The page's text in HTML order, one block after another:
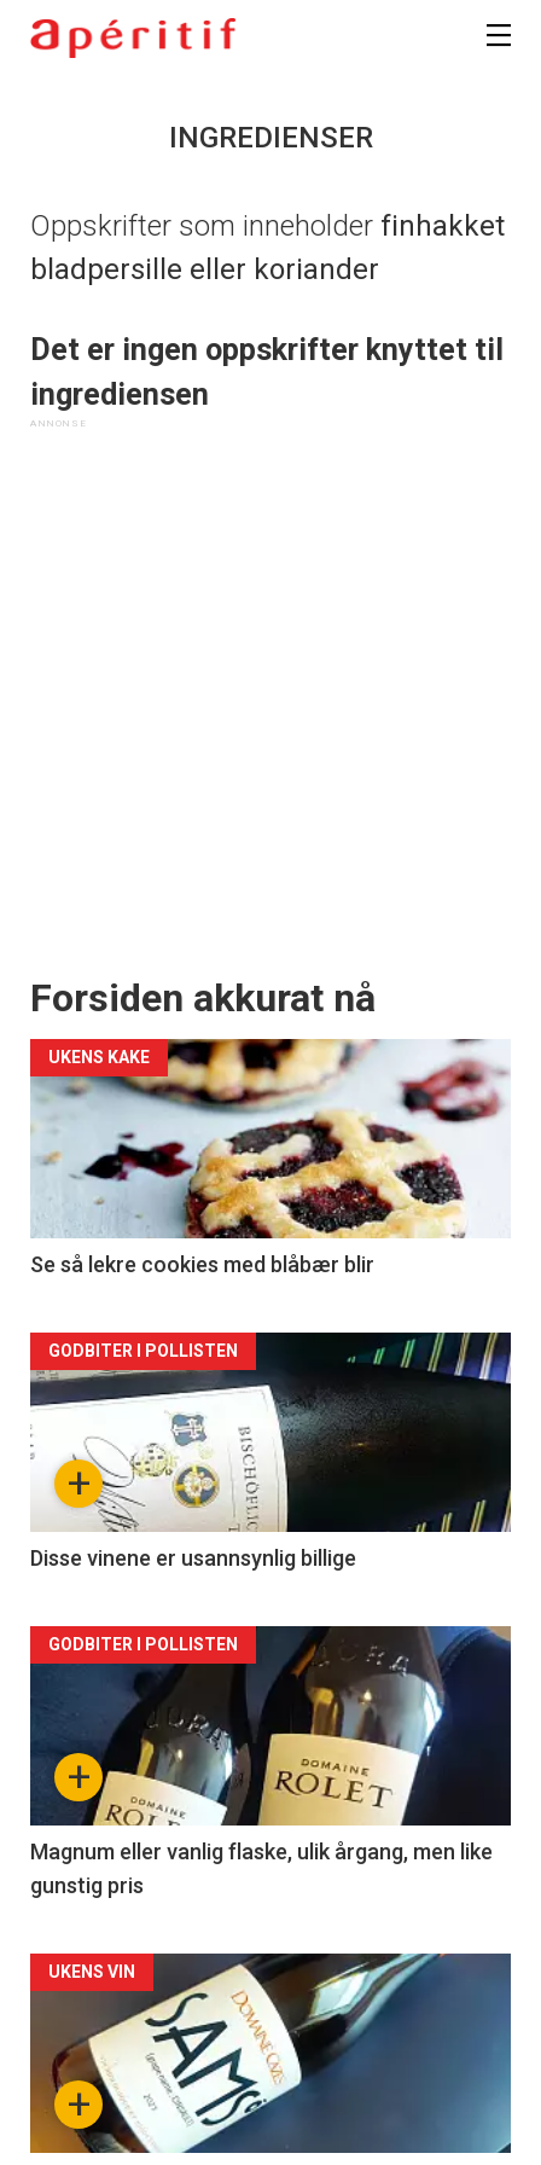
INGREDIENSER
Oppskrifter som inneholder finhakket
bladpersille eller koriander
Det er ingen oppskrifter knyttet til
ingrediensen
Forsiden akkurat nå
UKENS KAKE
Se så lekre cookies med blåbær blir
Forsiden
akkurat
nå
2
+
GODBITER I POLLISTEN
Disse vinene er usannsynlig billige
Forsiden
akkurat
nå
3
+
GODBITER I POLLISTEN
Magnum eller vanlig flaske, ulik årgang, men like
gunstig pris
Forsiden
akkurat
nå+
UKENS VIN